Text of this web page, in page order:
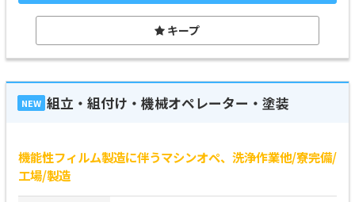
キープ
NEW 組立・組付け・機械オペレーター・塗装
機能性フィルム製造に伴うマシンオペ、洗浄作業他/寮完備/
工場/製造